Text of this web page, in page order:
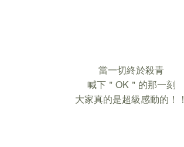
當一切終於殺青
喊下＂OK＂的那一刻
大家真的是超級感動的！！